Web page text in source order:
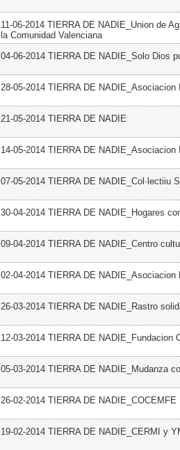
11-06-2014 TIERRA DE NADIE_Union de
la Comunidad Valenciana
04-06-2014 TIERRA DE NADIE_Solo Dios
28-05-2014 TIERRA DE NADIE_Asociacion
21-05-2014 TIERRA DE NADIE
14-05-2014 TIERRA DE NADIE_Asociacion
07-05-2014 TIERRA DE NADIE_Col·lectiiu
30-04-2014 TIERRA DE NADIE_Hogares
09-04-2014 TIERRA DE NADIE_Centro
02-04-2014 TIERRA DE
26-03-2014 TIERRA DE NADIE_Rastro
12-03-2014 TIERRA DE NADIE_Fundacion
05-03-2014 TIERRA DE NADIE_Mudanza
26-02-2014 TIERRA DE NADIE_COCEMFE
19-02-2014 TIERRA DE NADIE_CERMI y